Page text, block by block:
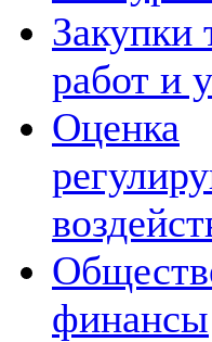
Закупки
работ и
Оценка
финансы